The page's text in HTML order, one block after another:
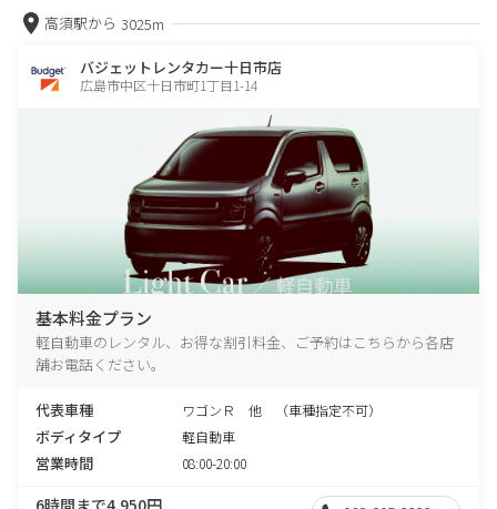
高須駅から 3025m
バジェットレンタカー十日市店
広島市中区十日市町1丁目1-14
基本料金プラン
軽自動車のレンタル、お得な割引料金、ご予約はこちらから各店
舗お電話ください。
代表車種 ワゴンＲ 他 （車種指定不可）
ボディタイプ 軽自動車
営業時間 08:00-20:00
6時間まで4,950円